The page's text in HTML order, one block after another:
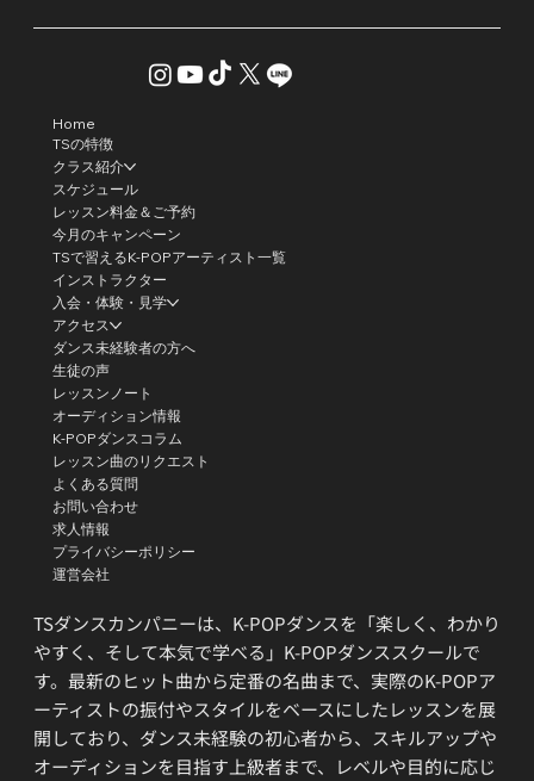
TSダンスカンパニーは、K-POPダンスを「楽しく、わかり
やすく、そして本気で学べる」K-POPダンススクールで
す。最新のヒット曲から定番の名曲まで、実際のK-POPア
ーティストの振付やスタイルをベースにしたレッスンを展
開しており、ダンス未経験の初心者から、スキルアップや
オーディションを目指す上級者まで、レベルや目的に応じ
Home
TSの特徴
クラス紹介
スケジュール
レッスン料金＆ご予約
今月のキャンペーン
TSで習えるK-POPアーティスト一覧
インストラクター
入会・体験・見学
アクセス
ダンス未経験者の方へ
生徒の声
レッスンノート
オーディション情報
K-POPダンスコラム
レッスン曲のリクエスト
よくある質問
お問い合わせ
求人情報
プライバシーポリシー
運営会社